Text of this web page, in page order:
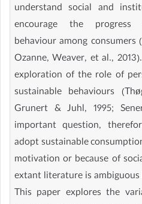
understand social and
encourage the progress
behaviour among consumers
Ozanne, Weaver, et al.,
exploration of the role of
sustainable behaviours
Grunert & Juhl, 1995;
important question,
adopt sustainable
motivation or because of
extant literature is
This paper explores the